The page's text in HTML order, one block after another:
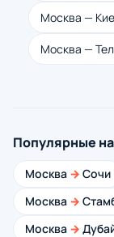
Москва —
Москва —
Популярные
Москва → Сочи
Москва →
Москва →